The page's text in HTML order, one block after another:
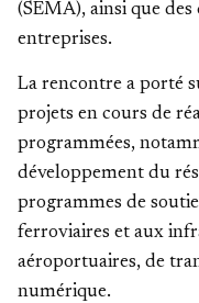
(SEMA), ainsi que des
entreprises.
La rencontre a porté
projets en cours de
programmées,
développement du
programmes de
ferroviaires et aux
aéroportuaires, de
numérique.